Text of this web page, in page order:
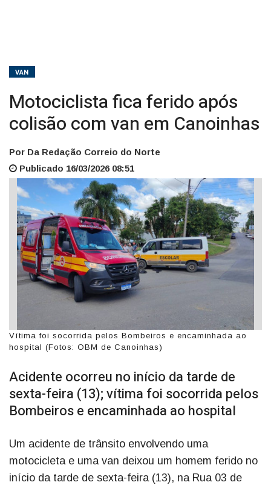
VAN
Motociclista fica ferido após
colisão com van em Canoinhas
Por Da Redação Correio do Norte
Publicado 16/03/2026 08:51
Vítima foi socorrida pelos Bombeiros e encaminhada ao
hospital (Fotos: OBM de Canoinhas)
Acidente ocorreu no início da tarde de
sexta-feira (13); vítima foi socorrida pelos
Bombeiros e encaminhada ao hospital
Um acidente de trânsito envolvendo uma
motocicleta e uma van deixou um homem ferido no
início da tarde de sexta-feira (13), na Rua 03 de